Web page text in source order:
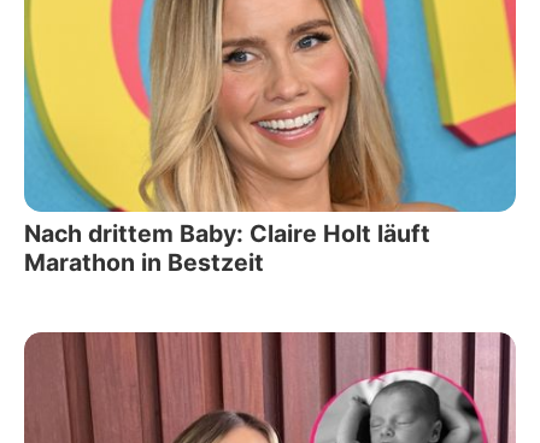
Nach drittem Baby: Claire Holt läuft
Marathon in Bestzeit